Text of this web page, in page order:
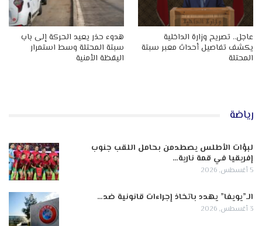
عاجل.. تصريح وزارة الداخلية
يكشف تفاصيل أحداث معبر سبتة
المحتلة
هدوء حذر يعيد الحركة إلى باب
سبتة المحتلة وسط استمرار
اليقظة الأمنية
رياضة
لبؤات الأطلس يصطدمن بحامل اللقب جنوب
إفريقيا في قمة نارية…
5 أغسطس, 2026
الـ”يويفا” يهدد باتخاذ إجراءات قانونية ضد…
3 أغسطس, 2026